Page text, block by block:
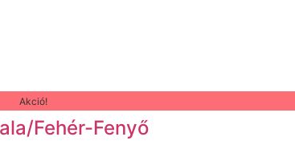
Akció!
Fehér-Fenyő